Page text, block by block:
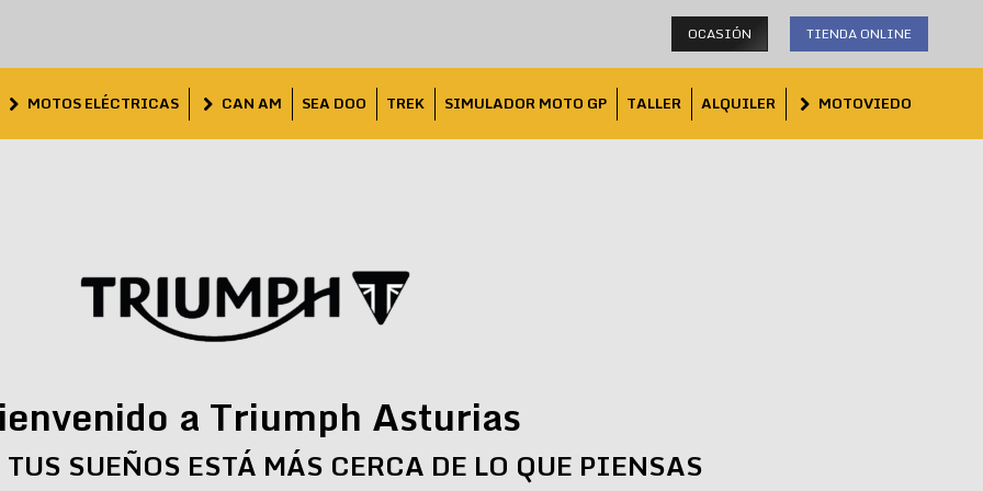
OCASIÓN TIENDA ONLINE
MOTOS ELÉCTRICAS CAN AM SEA DOO TREK SIMULADOR MOTO GP TALLER ALQUILER MOTOVIEDO
a Triumph Asturias
SUEÑOS ESTÁ MÁS CERCA DE LO QUE PIENSAS